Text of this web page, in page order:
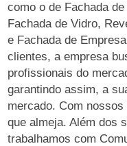
como o de Fachada
Fachada de Vidro,
e Fachada de
clientes, a empresa
profissionais do
garantindo assim, a
mercado. Com
que almeja. Além dos
trabalhamos com